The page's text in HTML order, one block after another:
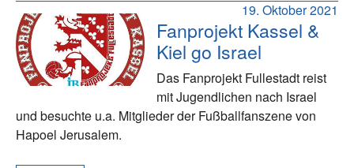
19. Oktober 2021
Fanprojekt Kassel &
Kiel go Israel
Das Fanprojekt Fullestadt reist
mit Jugendlichen nach Israel
und besuchte u.a. Mitglieder der Fußballfanszene von
Hapoel Jerusalem.